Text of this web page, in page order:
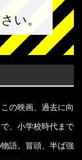
い。
の映画、過去に向
、小学校時代まで
語。冒頭、半ば強